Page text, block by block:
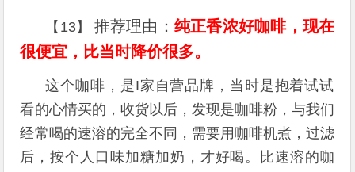
【13】 推荐理由： 纯正香浓好咖啡，现在
很便宜，比当时降价很多。
这个咖啡，是I家自营品牌，当时是抱着试试
看的心情买的，收货以后，发现是咖啡粉，与我们
经常喝的速溶的完全不同，需要用咖啡机煮，过滤
后，按个人口味加糖加奶，才好喝。比速溶的咖